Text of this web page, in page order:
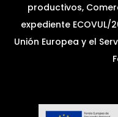
productivos,
expediente
Unión Europea y el